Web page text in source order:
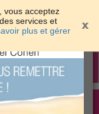
vous acceptez
services et
plus et gérer
et être bien
×